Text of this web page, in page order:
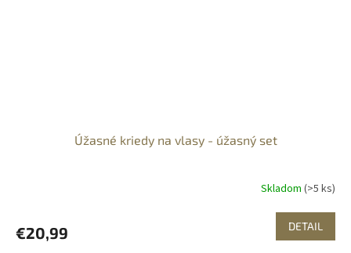
Úžasné kriedy na vlasy - úžasný set
Skladom (>5 ks)
€20,99 DETAIL